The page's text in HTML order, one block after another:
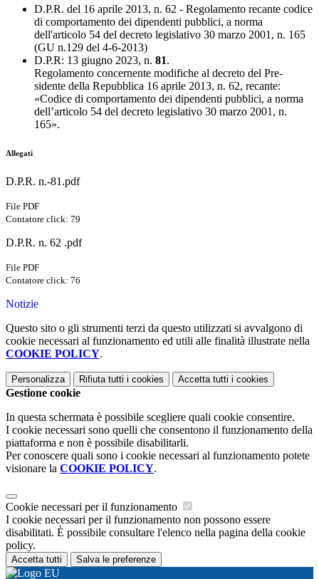
D.P.R. del 16 aprile 2013, n. 62 - Regolamento recante codice
di comportamento dei dipendenti pubblici, a norma
dell'articolo 54 del decreto legislativo 30 marzo 2001, n. 165
(GU n.129 del 4-6-2013)
D.P.R: 13 giugno 2023, n. 81.
Regolamento concernente modifiche al decreto del Pre-
sidente della Repubblica 16 aprile 2013, n. 62, recante:
«Codice di comportamento dei dipendenti pubblici, a norma
dell’articolo 54 del decreto legislativo 30 marzo 2001, n.
165».
Allegati
D.P.R. n.-81.pdf
File PDF
Contatore click: 79
D.P.R. n. 62 .pdf
File PDF
Contatore click: 76
Notizie
Questo sito o gli strumenti terzi da questo utilizzati si avvalgono di
cookie necessari al funzionamento ed utili alle finalità illustrate nella
COOKIE POLICY.
Personalizza Rifiuta tutti i cookies Accetta tutti i cookies
Gestione cookie
In questa schermata è possibile scegliere quali cookie consentire.
I cookie necessari sono quelli che consentono il funzionamento della
piattaforma e non è possibile disabilitarli.
Per conoscere quali sono i cookie necessari al funzionamento potete
visionare la COOKIE POLICY.
Cookie necessari per il funzionamento
I cookie necessari per il funzionamento non possono essere
disabilitati. È possibile consultare l'elenco nella pagina della cookie
policy.
Accetta tutti Salva le preferenze